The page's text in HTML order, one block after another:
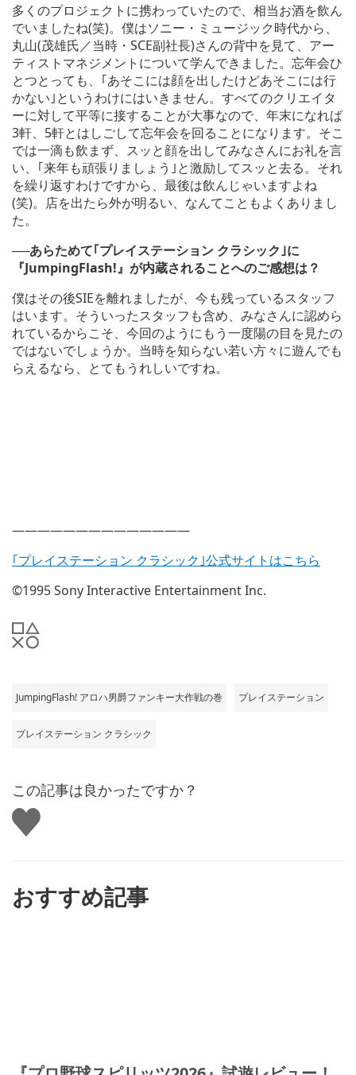
多くのプロジェクトに携わっていたので、相当お酒を飲ん
でいましたね(笑)。僕はソニー・ミュージック時代から、
丸山(茂雄氏／当時・SCE副社長)さんの背中を見て、アー
ティストマネジメントについて学んできました。忘年会ひ
とつとっても、｢あそこには顔を出したけどあそこには行
かない｣というわけにはいきません。すべてのクリエイタ
ーに対して平等に接することが大事なので、年末になれば
3軒、5軒とはしごして忘年会を回ることになります。そこ
では一滴も飲まず、スッと顔を出してみなさんにお礼を言
い、｢来年も頑張りましょう｣と激励してスッと去る。それ
を繰り返すわけですから、最後は飲んじゃいますよね
(笑)。店を出たら外が明るい、なんてこともよくありまし
た。
──あらためて｢プレイステーション クラシック｣に
『JumpingFlash!』が内蔵されることへのご感想は？
僕はその後SIEを離れましたが、今も残っているスタッフ
はいます。そういったスタッフも含め、みなさんに認めら
れているからこそ、今回のようにもう一度陽の目を見たの
ではないでしょうか。当時を知らない若い方々に遊んでも
らえるなら、とてもうれしいですね。
——————————————
｢プレイステーション クラシック｣公式サイトはこちら
©1995 Sony Interactive Entertainment Inc.
JumpingFlash! アロハ男爵ファンキー大作戦の巻 プレイステーション
プレイステーション クラシック
この記事は良かったですか？
い
い
おすすめ記事